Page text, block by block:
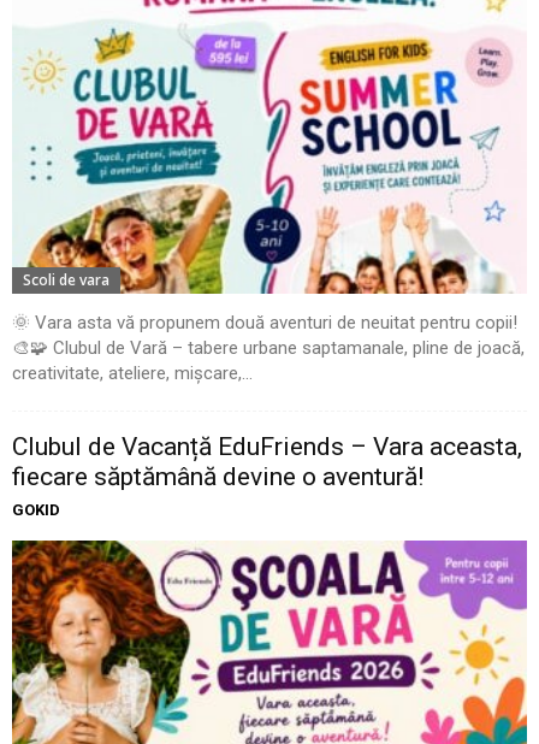
Scoli de vara
🌞 Vara asta vă propunem două aventuri de neuitat pentru copii!
🎨🧩 Clubul de Vară – tabere urbane saptamanale, pline de joacă,
creativitate, ateliere, mișcare,...
Clubul de Vacanță EduFriends – Vara aceasta,
fiecare săptămână devine o aventură!
GOKID